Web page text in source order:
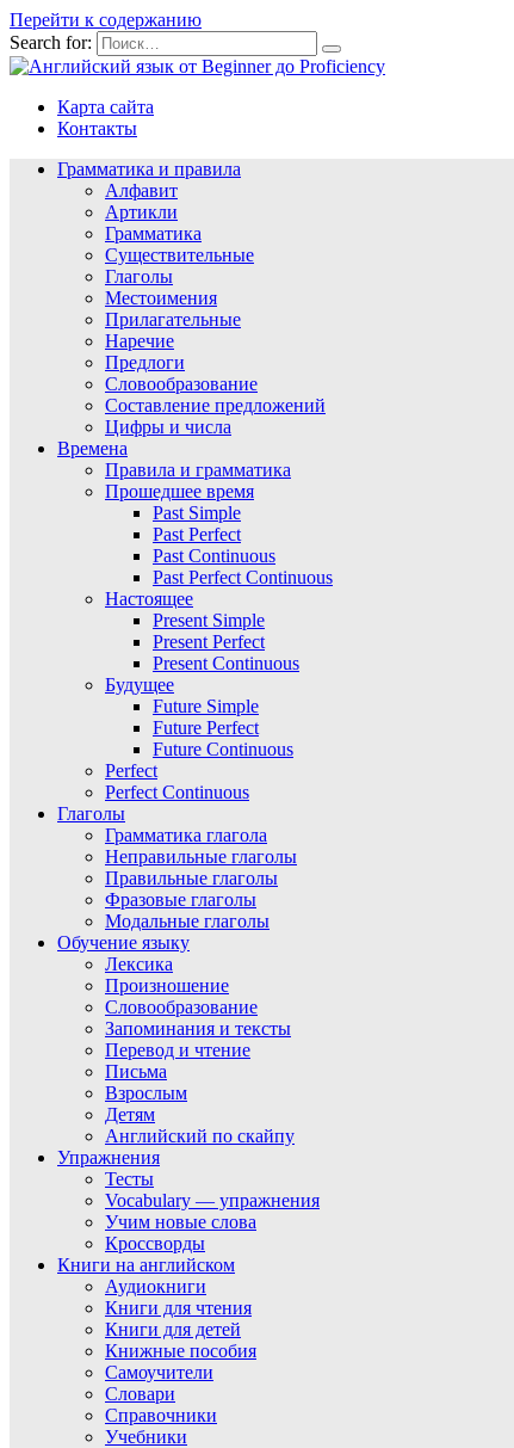
Перейти к содержанию
Search for:
Карта сайта
Контакты
Грамматика и правила
Алфавит
Артикли
Грамматика
Существительные
Глаголы
Местоимения
Прилагательные
Наречие
Предлоги
Словообразование
Составление предложений
Цифры и числа
Времена
Правила и грамматика
Прошедшее время
Past Simple
Past Perfect
Past Continuous
Past Perfect Continuous
Настоящее
Present Simple
Present Perfect
Present Continuous
Будущее
Future Simple
Future Perfect
Future Continuous
Perfect
Perfect Continuous
Глаголы
Грамматика глагола
Неправильные глаголы
Правильные глаголы
Фразовые глаголы
Модальные глаголы
Обучение языку
Лексика
Произношение
Словообразование
Запоминания и тексты
Перевод и чтение
Письма
Взрослым
Детям
Английский по скайпу
Упражнения
Тесты
Vocabulary — упражнения
Учим новые слова
Кроссворды
Книги на английском
Аудиокниги
Книги для чтения
Книги для детей
Книжные пособия
Самоучители
Словари
Справочники
Учебники